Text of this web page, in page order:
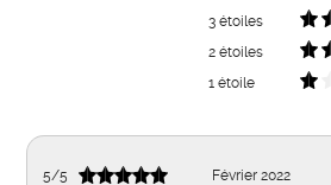
3 étoiles
2 étoiles
1 étoile
5/5 Février 2022